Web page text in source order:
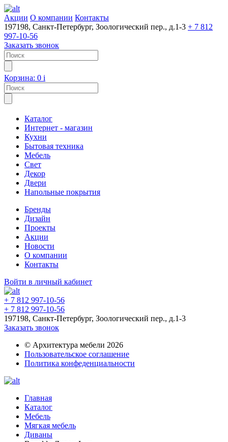
Акции О компании Контакты
197198, Санкт-Петербург, Зоологический пер., д.1-3 + 7 812
997-10-56
Заказать звонок
Корзина: 0 i
Каталог
Интернет - магазин
Кухни
Бытовая техника
Мебель
Свет
Декор
Двери
Напольные покрытия
Бренды
Дизайн
Проекты
Акции
Новости
О компании
Контакты
Войти в личный кабинет
+ 7 812 997-10-56
+ 7 812 997-10-56
197198, Санкт-Петербург, Зоологический пер., д.1-3
Заказать звонок
© Архитектура мебели 2026
Пользовательское соглашение
Политика конфеденциальности
Главная
Каталог
Мебель
Мягкая мебель
Диваны